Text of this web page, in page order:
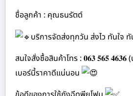
ชื่อลูกค้า : คุณธนรัตต์
บริการจัดส่งทุกวัน ส่งไว ทันใจ
สนใจสั่งซื้อสินค้าโทร : 𝟎𝟔𝟑 𝟓𝟔𝟓 𝟒𝟔𝟑𝟔
เบอร์นี้ราคาดีแน่นอน